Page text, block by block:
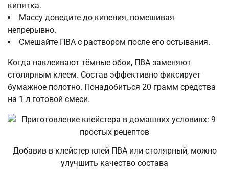
кипятка.
Массу доведите до кипения, помешивая
непрерывно.
Смешайте ПВА с раствором после его остывания.
Когда наклеивают тёмные обои, ПВА заменяют
столярным клеем. Состав эффективно фиксирует
бумажное полотно. Понадобиться 20 грамм средства
на 1 л готовой смеси.
Добавив в клейстер клей ПВА или столярный, можно
улучшить качество состава